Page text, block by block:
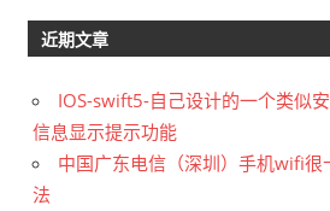
近期文章
IOS-swift5-自己设计的一个类似
信息显示提示功能
中国广东电信（深圳）手机wifi很
法